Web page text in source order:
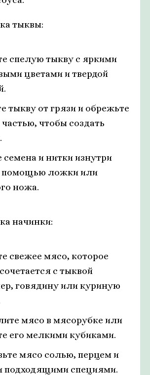
тыквы:
спелую тыкву с яркими
цветами и твердой
тыкву от грязи и обрежьте
чтобы создать
семена и нитки изнутри
помощью ложки или
ножа.
начинки:
свежее мясо, которое
с тыквой
говядину или куриную
мясо в мясорубке или
его мелкими кубиками.
мясо солью, перцем и
подходящими специями.